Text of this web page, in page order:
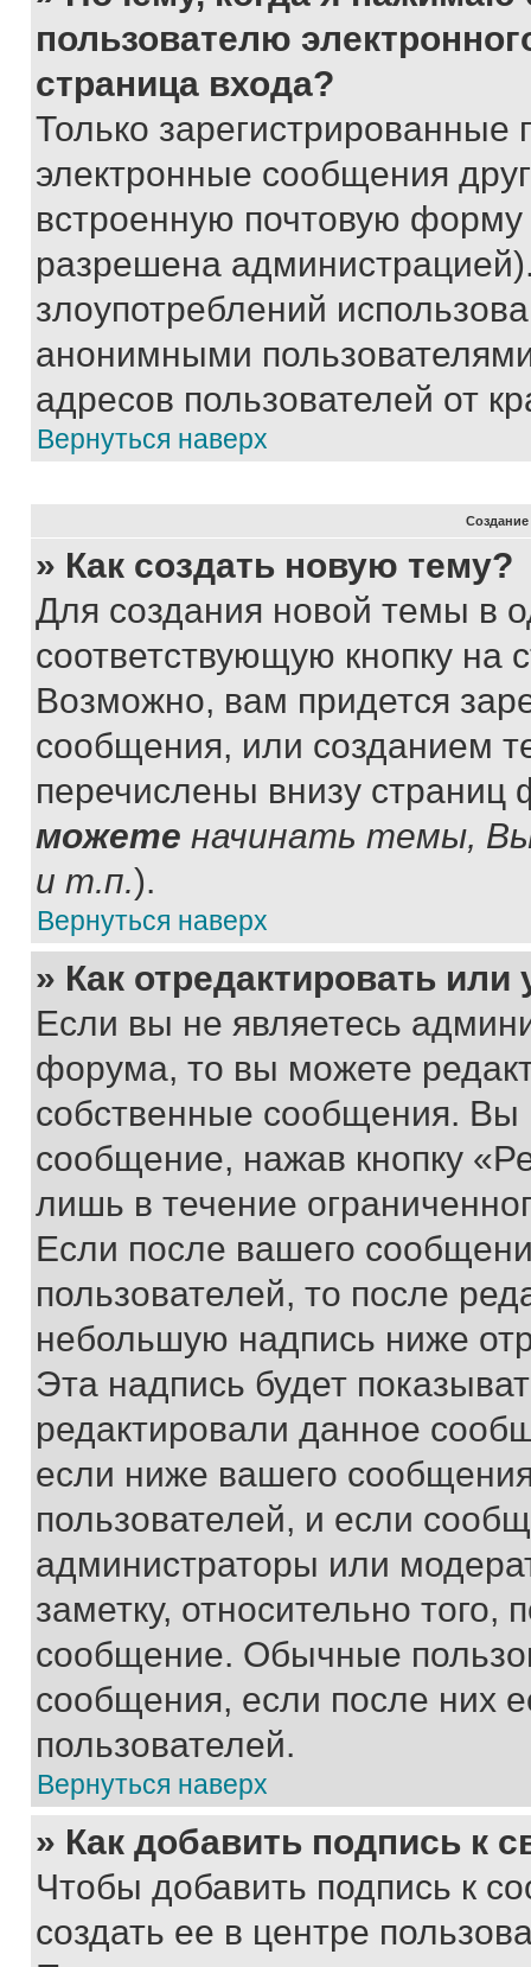
пользователю
страница входа?
Только зарегистрированные
электронные сообщения
встроенную почтовую
разрешена
злоупотреблений
анонимными
адресов пользователей от
Вернуться наверх
» Как создать новую тему?
Для создания новой темы в
соответствующую кнопку
Возможно, вам придется
сообщения, или созданием
перечислены внизу
можете начинать темы,
и т.п.).
Вернуться наверх
» Как отредактировать
Если вы не являетесь
форума, то вы можете
собственные сообщения. Вы
сообщение, нажав кнопку
лишь в течение
Если после вашего
пользователей, то после
небольшую надпись ниже
Эта надпись будет
редактировали данное
если ниже вашего
пользователей, и если
администраторы или
заметку, относительно
сообщение. Обычные
сообщения, если после них
пользователей.
Вернуться наверх
» Как добавить подпись к
Чтобы добавить подпись к
создать ее в центре